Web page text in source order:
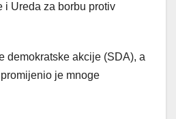
i Ureda za borbu protiv
demokratske akcije (SDA), a
je mnoge